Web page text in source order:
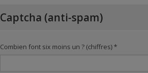
Captcha (anti-spam)
Combien font six moins un ? (chiffres)*